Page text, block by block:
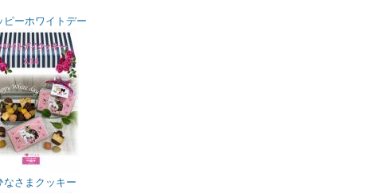
ピーホワイトデー
なさまクッキー